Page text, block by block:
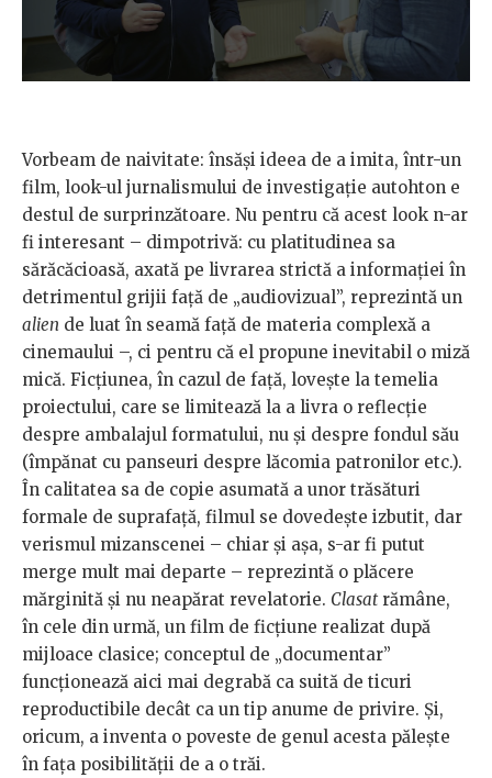
Vorbeam de naivitate: însăși ideea de a imita, într-un
film, look-ul jurnalismului de investigație autohton e
destul de surprinzătoare. Nu pentru că acest look n-ar
fi interesant – dimpotrivă: cu platitudinea sa
sărăcăcioasă, axată pe livrarea strictă a informației în
detrimentul grijii față de „audiovizual”, reprezintă un
alien de luat în seamă față de materia complexă a
cinemaului –, ci pentru că el propune inevitabil o miză
mică. Ficțiunea, în cazul de față, lovește la temelia
proiectului, care se limitează la a livra o reflecție
despre ambalajul formatului, nu și despre fondul său
(împănat cu panseuri despre lăcomia patronilor etc.).
În calitatea sa de copie asumată a unor trăsături
formale de suprafață, filmul se dovedește izbutit, dar
verismul mizanscenei – chiar și așa, s-ar fi putut
merge mult mai departe – reprezintă o plăcere
mărginită și nu neapărat revelatorie. Clasatrămâne,
în cele din urmă, un film de ficțiune realizat după
mijloace clasice; conceptul de „documentar”
funcționează aici mai degrabă ca suită de ticuri
reproductibile decât ca un tip anume de privire. Și,
oricum, a inventa o poveste de genul acesta pălește
în fața posibilității de a o trăi.